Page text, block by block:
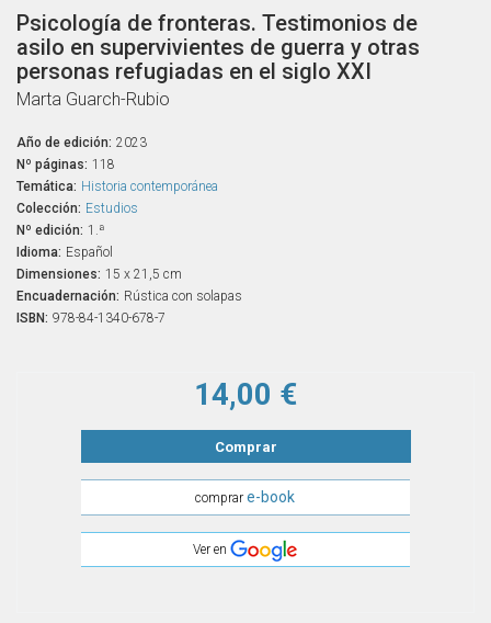
Psicología de fronteras. Testimonios de
asilo en supervivientes de guerra y otras
personas refugiadas en el siglo XXI
Marta Guarch-Rubio
Año de edición: 2023
Nº páginas: 118
Temática: Historia contemporánea
Colección: Estudios
Nº edición: 1.ª
Idioma: Español
Dimensiones: 15 x 21,5 cm
Encuadernación: Rústica con solapas
ISBN: 978-84-1340-678-7
14,00 €
Comprar
comprare-book
Ver en